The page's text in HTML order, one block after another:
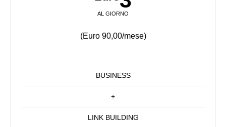
AL GIORNO
(Euro 90,00/mese)
BUSINESS
+
LINK BUILDING